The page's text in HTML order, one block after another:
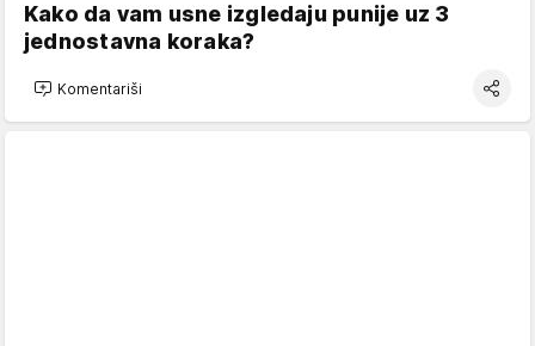
Kako da vam usne izgledaju punije uz 3
jednostavna koraka?
Komentariši